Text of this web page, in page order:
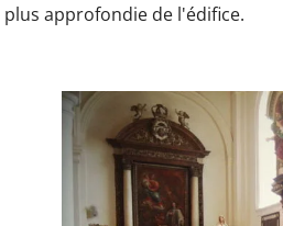
approfondie de l'édifice.